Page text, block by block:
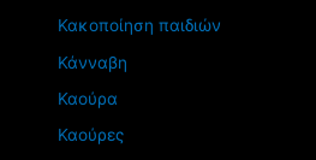
Κακοποίηση παιδιών
Κάνναβη
Καούρα
Καούρες